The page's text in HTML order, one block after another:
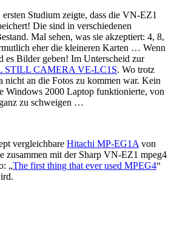
Studium zeigte, dass die VN-EZ1
Die sind in verschiedenen
Mal sehen, was sie akzeptiert: 4, 8,
eher die kleineren Karten … Wenn
es Bilder geben! Im Unterscheid zur
STILL CAMERA VE-LC1S. Wo trotz
nicht an die Fotos zu kommen war. Kein
Windows 2000 Laptop funktionierte, von
zu schweigen …
vergleichbare Hitachi MP-EG1A von
zusammen mit der Sharp VN-EZ1 mpeg4
„The first thing that ever used MPEG4“